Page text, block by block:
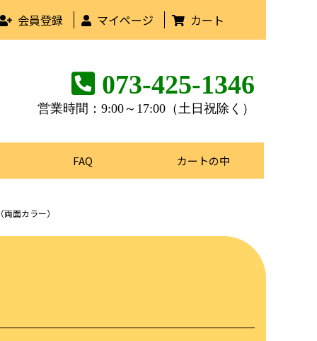
会員登録 マイページ カート
073-425-1346
営業時間：9:00～17:00（土日祝除く）
FAQ カートの中
面カラー）